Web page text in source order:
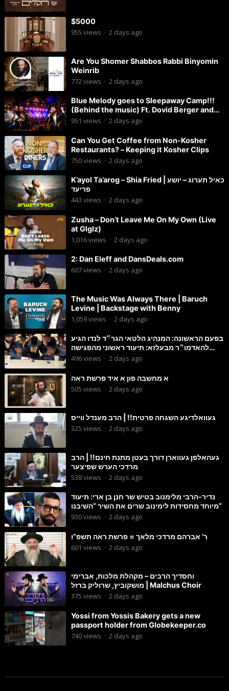
$5000
955 views · 2 days ago
Are You Shomer Shabbos Rabbi Binyomin
Weinrib
772 views · 2 days ago
Blue Melody goes to Sleepaway Camp!!!
(Behind the music) Ft. Dovid Berger and
Chaim Brown
951 views · 2 days ago
Can You Get Coffee from Non-Kosher
Restaurants? – Keeping it Kosher Clips
750views · 2 days ago
K’ayol Ta’arog – Shia Fried | כאיל תערוג – יושע
פריעד
443 views · 2 days ago
Zusha – Don’t Leave Me On My Own (Live
at Glglz)
1,016views · 2 days ago
2: Dan Eleff and DansDeals.com
607views · 2 days ago
The Music Was Always There | Baruch
Levine | Backstage with Benny
1,059views · 2 days ago
בפעם הראשונה: המנהיג הלטאי הגר״ד לנדו הגיע
להאדמו״ר מבעלזא: תיעוד ראשוני מהפגישה
הנדירה
496views · 2 days ago
א מחשבה פון א איד פרשת ראה
505 views · 2 days ago
געוואלדיגע השגחה פרטית!! | הרב מענדל ווייס
325 views · 2 days ago
געהאלפן געווארן דורך בעטן מתנת חינם!! | הרב
מרדכי הערש שפיצער
538views · 2 days ago
נדיר-הרבי מלימנוב בטיש שר חנן בן ארי: תיעוד
מיוחד מחסידות לימינוב שרים את השיר “השיבנו”
930views · 2 days ago
ר’ אברהם מרדכי מלאך = פרשת ראה תשפ”ו
601 views · 2 days ago
וחסדיך הרבים – מקהלת מלכות, אברימי
מושקוביץ, שרוליק ברזל | Malchus Choir
375 views · 2 days ago
Yossi from Yossis Bakery gets a new
passport holder from Globekeeper.co
740views · 2 days ago